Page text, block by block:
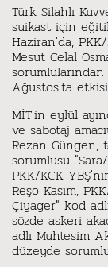
Türk Silahlı
suikast için
Haziran'da,
Mesut Celal
Ağustos'ta
MİT'in eylül
ve sabotaj
Rezan Güngen,
sorumlusu
PKK/KCK-
Reşo Kasım,
Çiyager" kod
sözde askeri
adlı Muhtesim
düzeyde